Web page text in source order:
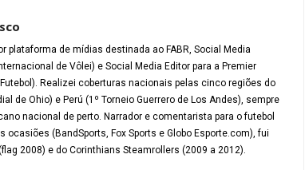
plataforma de mídias destinada ao FABR, Social Media
de Vôlei) e Social Media Editor para a Premier
Realizei coberturas nacionais pelas cinco regiões do
de Ohio) e Perú (1º Torneio Guerrero de Los Andes), sempre
nacional de perto. Narrador e comentarista para o futebol
(BandSports, Fox Sports e Globo Esporte.com), fui
2008) e do Corinthians Steamrollers (2009 a 2012).